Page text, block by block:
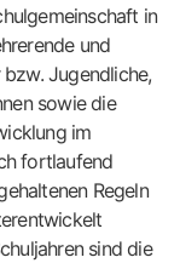
in
und
Jugendliche,
sowie die
im
fortlaufend
Regeln
sind die